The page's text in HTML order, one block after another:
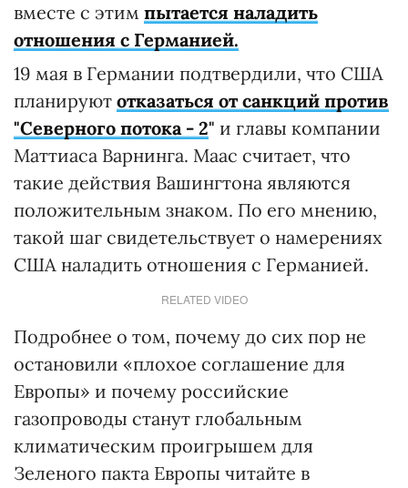
вместе с этим пытается наладить
отношения с Германией.
19 мая в Германии подтвердили, что США
планируют отказаться от санкций против
"Северного потока - 2" и главы компании
Маттиаса Варнинга. Маас считает, что
такие действия Вашингтона являются
положительным знаком. По его мнению,
такой шаг свидетельствует о намерениях
США наладить отношения с Германией.
RELATED VIDEO
Подробнее о том, почему до сих пор не
остановили «плохое соглашение для
Европы» и почему российские
газопроводы станут глобальным
климатическим проигрышем для
Зеленого пакта Европы читайте в